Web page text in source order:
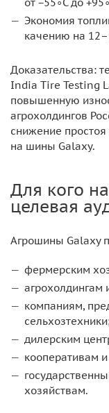
от −55∘C до
Экономия
качению на
Доказательства:
India Tire Testing
повышенную
агрохолдингов
снижение
на шины Galaxy.
Для кого
целевая
Агрошины Galaxy
фермерским
агрохолдингам
компаниям,
дилерским
кооперативам
хозяйствам.